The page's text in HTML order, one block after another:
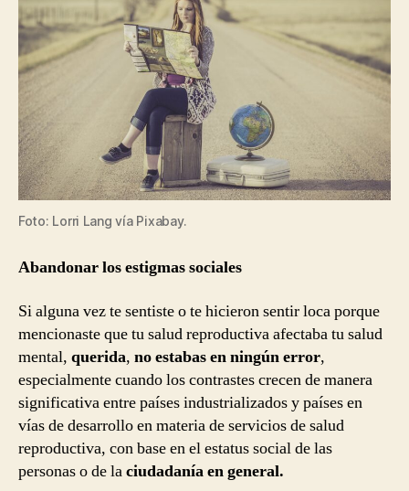
Foto: Lorri Lang vía Pixabay.
Abandonar los estigmas sociales
Si alguna vez te sentiste o te hicieron sentir loca porque
mencionaste que tu salud reproductiva afectaba tu salud
mental, querida, no estabas en ningún error,
especialmente cuando los contrastes crecen de manera
significativa entre países industrializados y países en
vías de desarrollo en materia de servicios de salud
reproductiva, con base en el estatus social de las
personas o de laciudadanía en general.